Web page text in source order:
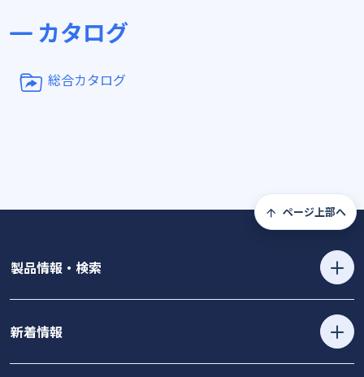
カタログ
総合カタログ
ページ上部へ
製品情報・検索
新着情報